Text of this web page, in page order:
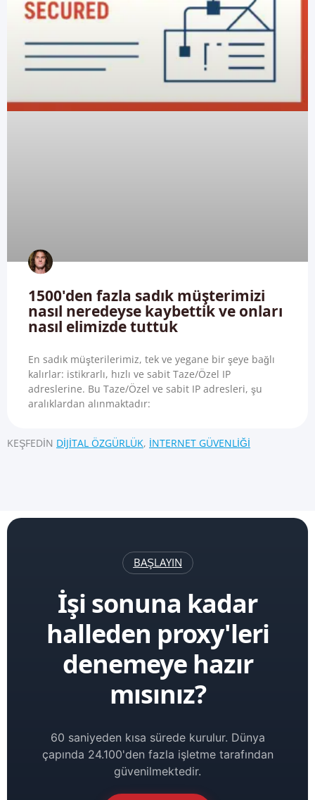
1500'den fazla sadık müşterimizi
nasıl neredeyse kaybettik ve onları
nasıl elimizde tuttuk
En sadık müşterilerimiz, tek ve yegane bir şeye bağlı
kalırlar: istikrarlı, hızlı ve sabit Taze/Özel IP
adreslerine. Bu Taze/Özel ve sabit IP adresleri, şu
aralıklardan alınmaktadır:
KEŞFEDIN DIJITAL ÖZGÜRLÜK, İNTERNET GÜVENLIĞI
BAŞLAYIN
İşi sonuna kadar
halleden proxy'leri
denemeye hazır
mısınız?
60 saniyeden kısa sürede kurulur. Dünya
çapında 24.100'den fazla işletme tarafından
güvenilmektedir.